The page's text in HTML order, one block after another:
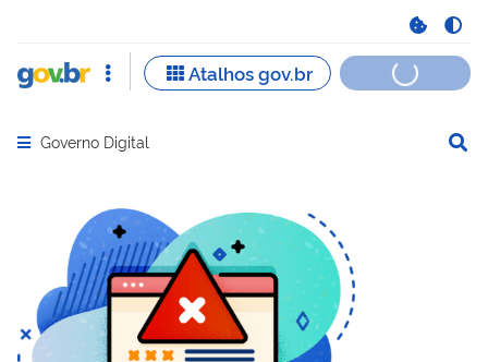
Abrir menu principal de navegação
Governo Digital